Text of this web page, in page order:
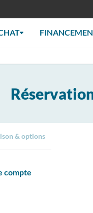
& options
compte